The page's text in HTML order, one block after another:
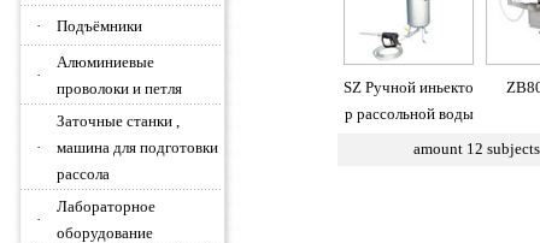
·
Подъёмники
·
Алюминиевые
проволоки и петля
·
Заточные станки ,
машина для подготовки
рассола
·
Лабораторное
оборудование
SZ Ручной иньекто
р рассольной воды
amount 12